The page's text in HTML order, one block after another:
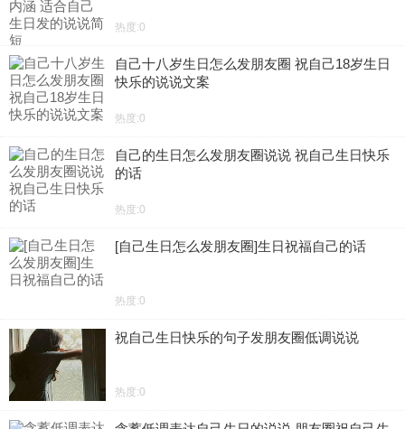
热度:0
自己十八岁生日怎么发朋友圈 祝自己18岁生日
快乐的说说文案
热度:0
自己的生日怎么发朋友圈说说 祝自己生日快乐
的话
热度:0
[自己生日怎么发朋友圈]生日祝福自己的话
热度:0
祝自己生日快乐的句子发朋友圈低调说说
热度:0